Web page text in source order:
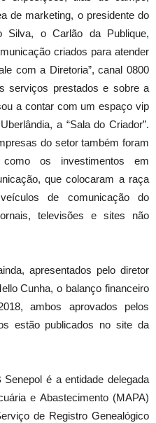
de marketing, o presidente do
Silva, o Carlão da Publique,
criados para atender
com a Diretoria”, canal 0800
serviços prestados e sobre a
a contar com um espaço vip
a “Sala do Criador”.
do setor também foram
os investimentos em
que colocaram a raça
de comunicação do
televisões e sites não
apresentados pelo diretor
Cunha, o balanço financeiro
ambos aprovados pelos
estão publicados no site da
é a entidade delegada
e Abastecimento (MAPA)
de Registro Genealógico